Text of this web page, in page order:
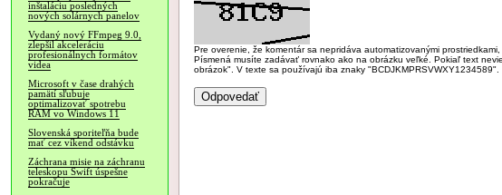
inštaláciu posledných
nových solárnych panelov
Vydaný nový FFmpeg 9.0,
zlepšil akceleráciu
profesionálnych formátov
videa
Microsoft v čase drahých
pamätí sľubuje
optimalizovať spotrebu
RAM vo Windows 11
Slovenská sporiteľňa bude
mať cez víkend odstávku
Záchrana misie na záchranu
teleskopu Swift úspešne
pokračuje
Pre overenie, že komentár sa nepridáva automatizovanými
Písmená musíte zadávať rovnako ako na obrázku veľké. Pokiaľ text
obrázok". V texte sa používajú iba znaky "BCDJKMPRSVWXY1234589".